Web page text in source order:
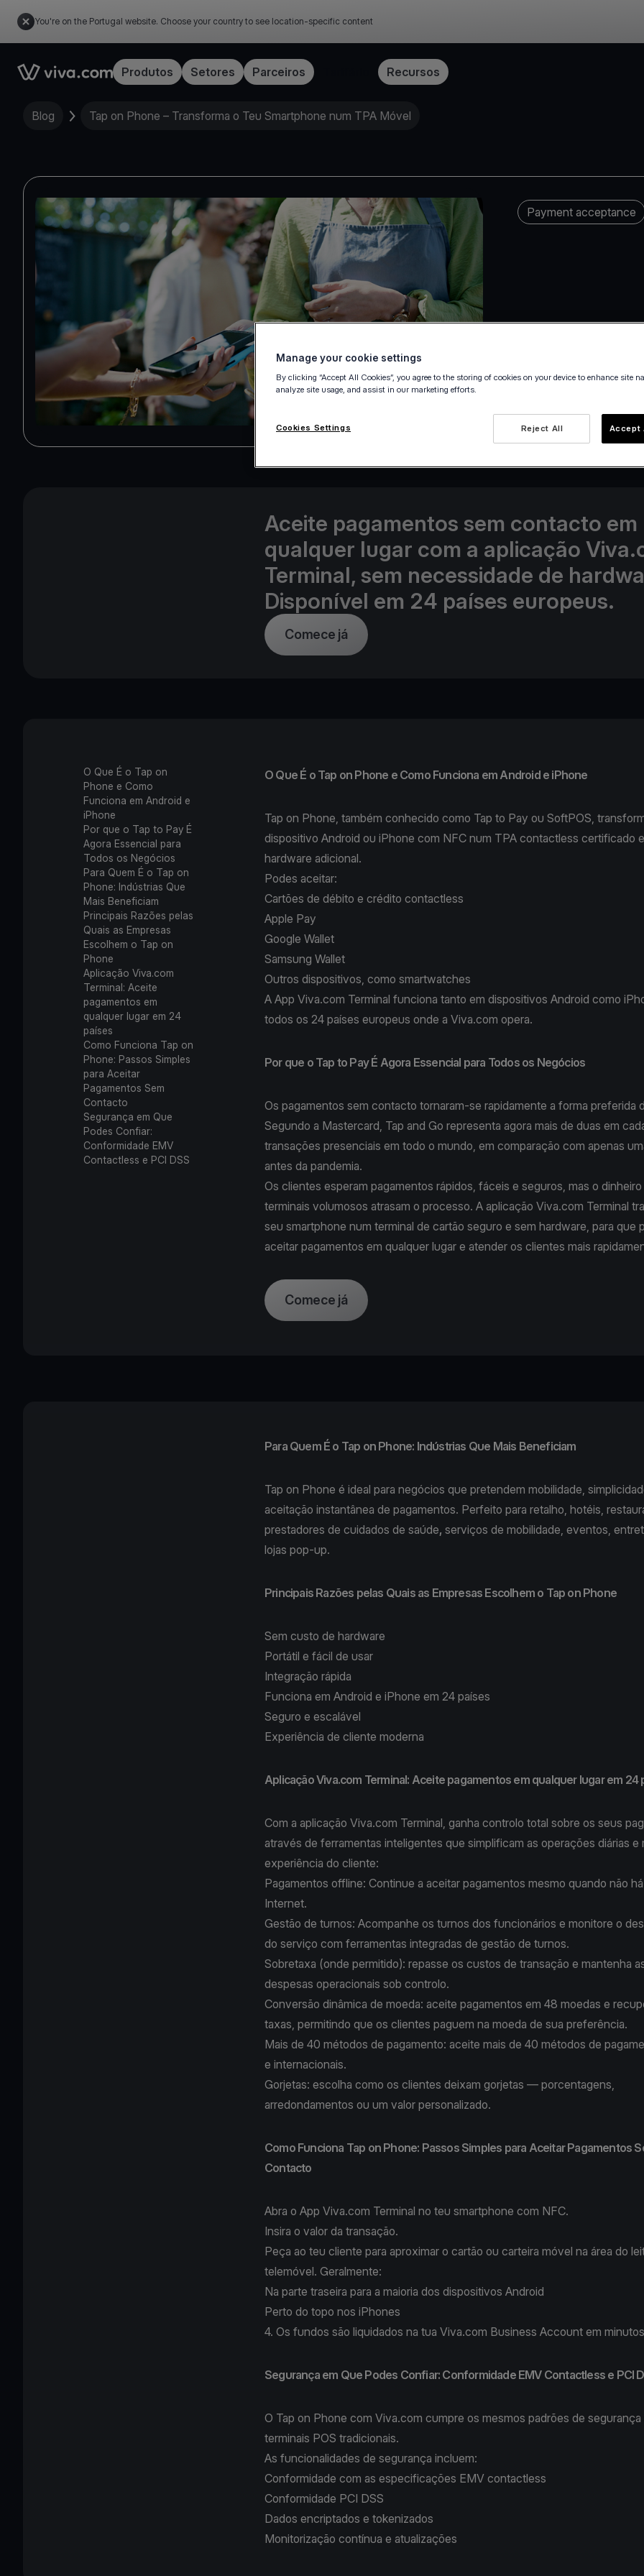
You're on the Portugal website. Choose your country to see location-specific content
Link to the homepageProdutos Setores Parceiros Recursos
Blog Tap on Phone – Transforma o Teu Smartphone num TPA Móvel
Payment acceptance
25 May 2021
Aceite pagamentos sem contacto em
qualquer lugar com a aplicação
Terminal, sem necessidade de
Disponível em 24 países europeus.
Comece já
O Que É o Tap on
Phone e Como
Funciona em Android e
iPhone
Por que o Tap to Pay É
Agora Essencial para
Todos os Negócios
Para Quem É o Tap on
Phone: Indústrias Que
Mais Beneficiam
Principais Razões pelas
Quais as Empresas
Escolhem o Tap on
Phone
Aplicação Viva.com
Terminal: Aceite
pagamentos em
qualquer lugar em 24
países
Como Funciona Tap on
Phone: Passos Simples
para Aceitar
Pagamentos Sem
Contacto
Segurança em Que
Podes Confiar:
Conformidade EMV
Contactless e PCI DSS
O Que É o Tap on Phone e Como Funciona em Android e iPhone
Tap on Phone, também conhecido como Tap to Pay ou SoftPOS,
dispositivo Android ou iPhone com NFC num TPA contactless certificado
hardware adicional.
Podes aceitar:
Cartões de débito e crédito contactless
Apple Pay
Google Wallet
Samsung Wallet
Outros dispositivos, como smartwatches
A App Viva.com Terminal funciona tanto em dispositivos Android como
todos os 24 países europeus onde a Viva.com opera.
Por que o Tap to Pay É Agora Essencial para Todos os Negócios
Os pagamentos sem contacto tornaram-se rapidamente a forma preferida
Segundo a Mastercard, Tap and Go representa agora mais de duas em
transações presenciais em todo o mundo, em comparação com apenas
antes da pandemia.
Os clientes esperam pagamentos rápidos, fáceis e seguros, mas o dinheiro
terminais volumosos atrasam o processo. A aplicação Viva.com Terminal
seu smartphone num terminal de cartão seguro e sem hardware, para que
aceitar pagamentos em qualquer lugar e atender os clientes mais
Comece já
Para Quem É o Tap on Phone: Indústrias Que Mais Beneficiam
Tap on Phone é ideal para negócios que pretendem mobilidade,
aceitação instantânea de pagamentos. Perfeito para retalho hotéis
prestadores de cuidados de saúde, serviços de mobilidade , eventos,
lojas pop-up.
Principais Razões pelas Quais as Empresas Escolhem o Tap on Phone
Sem custo de hardware
Portátil e fácil de usar
Integração rápida
Funciona em Android e iPhone em 24 países
Seguro e escalável
Experiência de cliente moderna
Aplicação Viva.com Terminal: Aceite pagamentos em qualquer lugar em 24
Com a aplicação Viva.com Terminal, ganha controlo total sobre os seus
através de ferramentas inteligentes que simplificam as operações diárias e
experiência do cliente:
Pagamentos offline: Continue a aceitar pagamentos mesmo quando não
Internet.
Gestão de turnos: Acompanhe os turnos dos funcionários e monitore o
do serviço com ferramentas integradas de gestão de turnos.
Sobretaxa (onde permitido): repasse os custos de transação e mantenha
despesas operacionais sob controlo.
Conversão dinâmica de moeda: aceite pagamentos em 48 moedas e
taxas, permitindo que os clientes paguem na moeda de sua preferência.
Mais de 40 métodos de pagamento: aceite mais de 40 métodos de
e internacionais.
Gorjetas: escolha como os clientes deixam gorjetas — porcentagens,
arredondamentos ou um valor personalizado.
Como Funciona Tap on Phone: Passos Simples para Aceitar Pagamentos
Contacto
Abra o App Viva.com Terminal no teu smartphone com NFC.
Insira o valor da transação.
Peça ao teu cliente para aproximar o cartão ou carteira móvel na área do
telemóvel. Geralmente:
Na parte traseira para a maioria dos dispositivos Android
Perto do topo nos iPhones
4. Os fundos são liquidados na tua Viva.com Business Account em
Segurança em Que Podes Confiar: Conformidade EMV Contactless e PCI
O Tap on Phone com Viva.com cumpre os mesmos padrões de segurança
terminais POS tradicionais.
As funcionalidades de segurança incluem:
Conformidade com as especificações EMV contactless
Conformidade PCI DSS
Dados encriptados e tokenizados
Monitorização contínua e atualizações
Manage your cookie settings
By clicking “Accept All Cookies”, you agree to the storing of cookies on your device to enhance site
analyze site usage, and assist in our marketing efforts.
Reject All Accept
Cookies Settings